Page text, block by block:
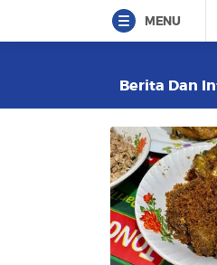
MENU
Berita Dan